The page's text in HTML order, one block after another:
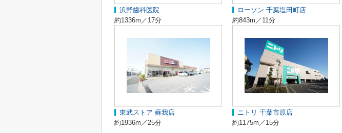
浜野歯科医院
約1336m／17分
ローソン 千葉塩田町店
約843m／11分
東武ストア 蘇我店
約1936m／25分
ニトリ 千葉市原店
約1175m／15分